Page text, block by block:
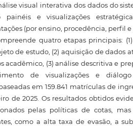
visual interativa dos dados do
painéis e visualizações
(por ensino, procedência, perfil e
quatro etapas principais:
de estudo, (2) aquisição de dados
acadêmico, (3) análise descritiva e
de visualizações e
em 159.841 matrículas de
de 2025. Os resultados obtidos
pelas políticas de cotas,
como a alta taxa de evasão, a